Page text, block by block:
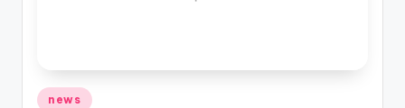
Posted
news